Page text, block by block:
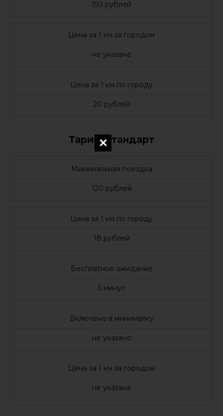
150 рублей
Цена за 1 км за городом
не указана
Цена за 1 км по городу
20 рублей
Тариф Стандарт
Минимальная поездка
120 рублей
Цена за 1 км по городу
18 рублей
Бесплатное ожидание
5 минут
Включено в минималку
не указано
Цена за 1 км за городом
не указана